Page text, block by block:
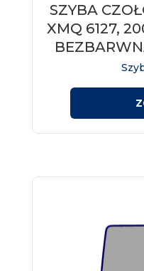
SZYBA
XMQ 6127,
Szyba czołowa
XMQ 6127, 2007-,
bezbarwne, z